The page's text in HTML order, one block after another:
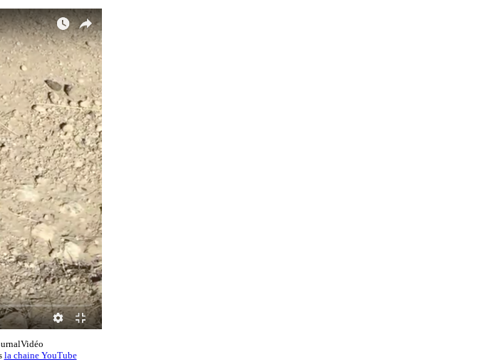
la chaine YouTube